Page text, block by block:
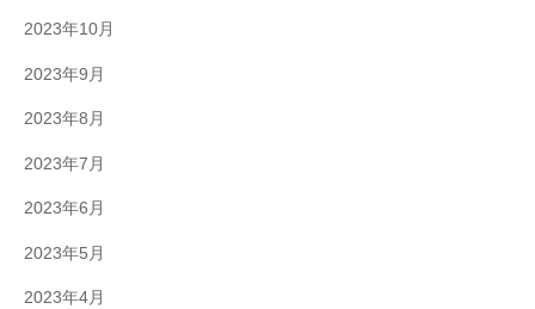
2023年10月
2023年9月
2023年8月
2023年7月
2023年6月
2023年5月
2023年4月